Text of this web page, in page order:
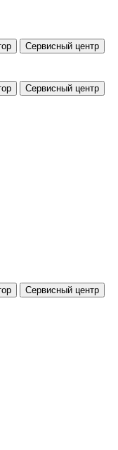
Сервисный центр
Сервисный центр
Сервисный центр